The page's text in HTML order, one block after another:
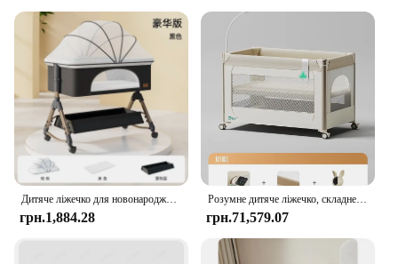
грн.1,884.28
Розумне дитяче ліжечко, складне ліжко queen, рухомий столик для пелюшок для новонароджених, дитяче ліжко
грн.71,579.07